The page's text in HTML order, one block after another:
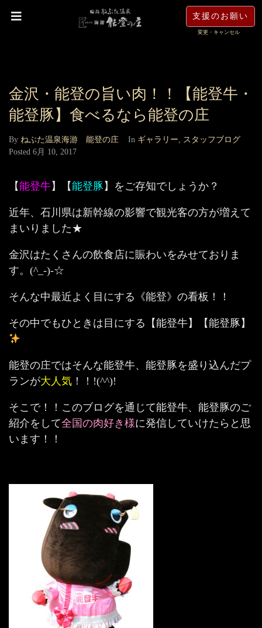
支援のお願い
変更・キャンセル
金沢・能登の旨い肉！！【能登牛・
能登豚】食べるなら能登の庄
By ねぶた温泉海游 能登の庄 In ギャラリー, スタッフブログ
Posted 6月 10, 2017
【能登牛】【能登豚 】をご存知でしょうか？
近年、石川県は新幹線の影響で観光客の方が増えて
まいりました★
金沢はたくさんの飲食店に賑わいをみせておりま
す。(^_-)-☆
そんな中最近よく目にする《能登》の看板！！
その中でもひときは目にする【能登牛】【能登豚】
能登の庄ではそんな能登牛、能登豚を盛り込んだプ
ランが大人気 ！！!(^^)!
そこで！！このブログを通じて能登牛、能登豚のご
紹介をして全国の肉好き様に発信していけたらと思
います！！